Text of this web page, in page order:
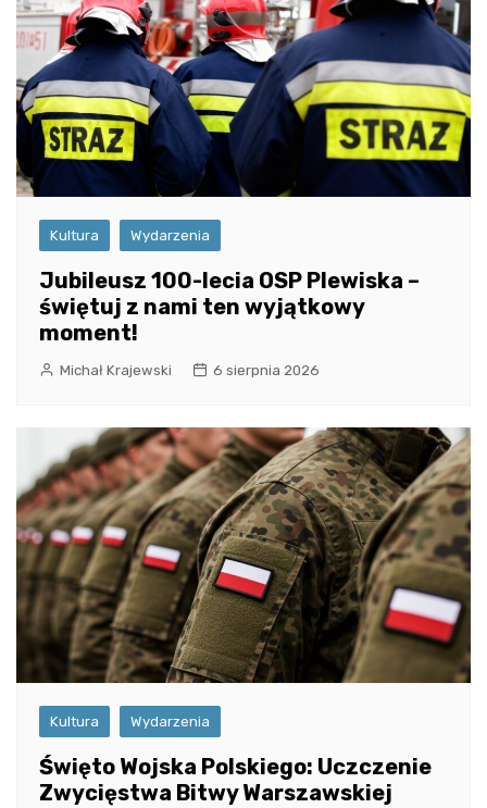
Kultura Wydarzenia
Jubileusz 100-lecia OSP Plewiska –
świętuj z nami ten wyjątkowy
moment!
Michał Krajewski 6 sierpnia 2026
Kultura Wydarzenia
Święto Wojska Polskiego: Uczczenie
Zwycięstwa Bitwy Warszawskiej